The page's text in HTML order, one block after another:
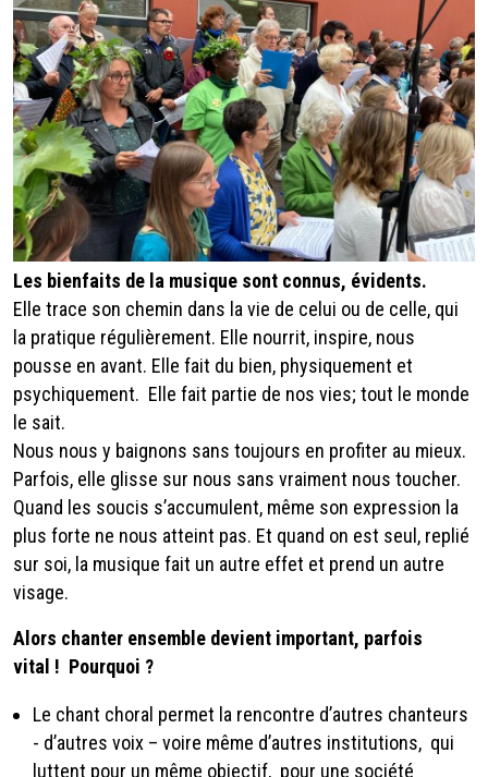
Les bienfaits de la musique sont connus, évidents.
Elle trace son chemin dans la vie de celui ou de celle, qui
la pratique régulièrement. Elle nourrit, inspire, nous
pousse en avant. Elle fait du bien, physiquement et
psychiquement. Elle fait partie de nos vies; tout le monde
le sait.
Nous nous y baignons sans toujours en profiter au mieux.
Parfois, elle glisse sur nous sans vraiment nous toucher.
Quand les soucis s’accumulent, même son expression la
plus forte ne nous atteint pas. Et quand on est seul, replié
sur soi, la musique fait un autre effet et prend un autre
visage.
Alors chanter ensemble devient important, parfois
vital ! Pourquoi ?
Le chant choral permet la rencontre d’autres chanteurs
- d’autres voix – voire même d’autres institutions, qui
luttent pour un même objectif, pour une société